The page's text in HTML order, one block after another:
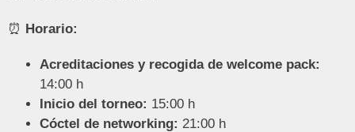
⏰ Horario:
Acreditaciones y recogida de welcome pack:
14:00 h
Inicio del torneo: 15:00 h
Cóctel de networking: 21:00 h